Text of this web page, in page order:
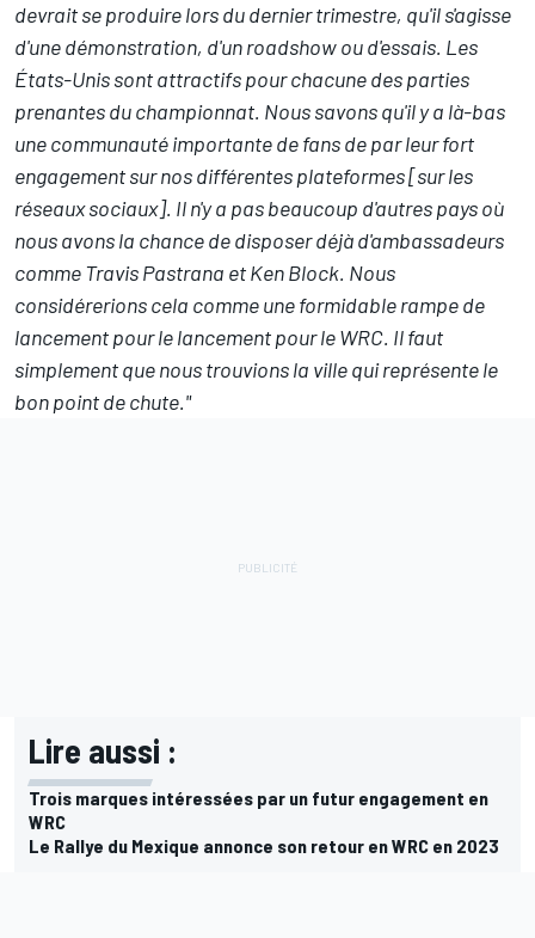
devrait se produire lors du dernier trimestre, qu'il s'agisse
d'une démonstration, d'un roadshow ou d'essais. Les
États-Unis sont attractifs pour chacune des parties
prenantes du championnat. Nous savons qu'il y a là-bas
une communauté importante de fans de par leur fort
engagement sur nos différentes plateformes [sur les
réseaux sociaux]. Il n'y a pas beaucoup d'autres pays où
nous avons la chance de disposer déjà d'ambassadeurs
comme Travis Pastrana et Ken Block. Nous
considérerions cela comme une formidable rampe de
lancement pour le lancement pour le WRC. Il faut
simplement que nous trouvions la ville qui représente le
bon point de chute."
Lire aussi :
Trois marques intéressées par un futur engagement en
WRC
Le Rallye du Mexique annonce son retour en WRC en 2023